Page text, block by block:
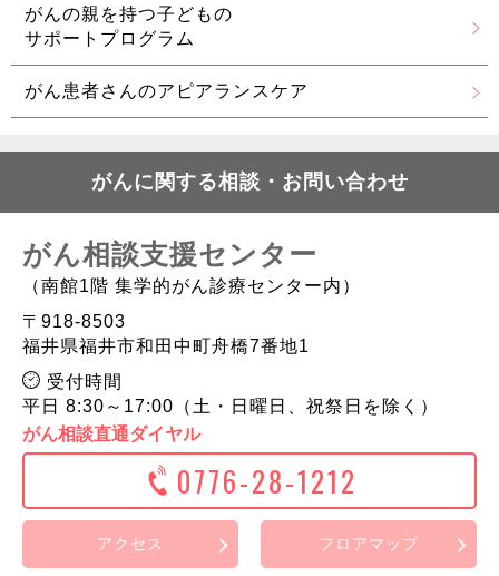
がんの親を持つ子どもの
サポートプログラム
がん患者さんのアピアランスケア
がんに関する相談・お問い合わせ
がん相談支援センター
（南館1階 集学的がん診療センター内）
〒918-8503
福井県福井市和田中町舟橋7番地1
受付時間
平日 8:30～17:00（土・日曜日、祝祭日を除く）
がん相談直通ダイヤル
0776-28-1212
アクセス フロアマップ